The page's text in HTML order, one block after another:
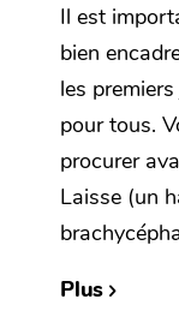
Il est
bien
les
pour tous.
procurer
Laisse (un
Plus